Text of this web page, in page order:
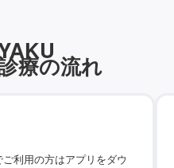
療の流れ
利用の方はアプリをダウ